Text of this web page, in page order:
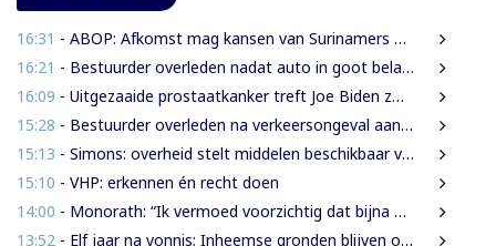
16:31 - ABOP: Afkomst mag kansen van Surinamers niet bepalen
16:21 - Bestuurder overleden nadat auto in goot belandt
16:09 - Uitgezaaide prostaatkanker treft Joe Biden zwaar, oud-president kampt met hevige pijn
15:28 - Bestuurder overleden na verkeersongeval aan Commissaris Weythingweg
15:13 - Simons: overheid stelt middelen beschikbaar voor onderzoek na Heritage Month 2026
15:10 - VHP: erkennen én recht doen
14:00 - Monorath: “Ik vermoed voorzichtig dat bijna 30% personen in gevangenissen oplichters zijn”
13:52 - Elf jaar na vonnis: Inheemse gronden blijven onbeschermd in Suriname